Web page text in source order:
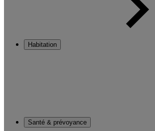
Habitation
Santé & prévoyance